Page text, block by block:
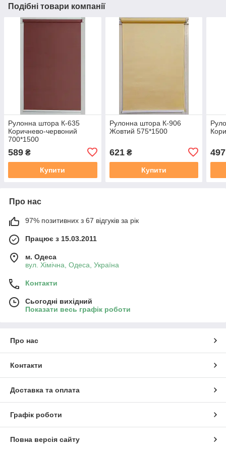
Подібні товари компанії
Рулонна штора К-635
Коричнево-червоний
700*1500
589 ₴
Купити
Рулонна штора К-906
Жовтий 575*1500
621₴
Купити
497
Про нас
97% позитивних з 67 відгуків за рік
Працює з 15.03.2011
м. Одеса
вул. Хiмiчна, Одеса, Україна
Контакти
Сьогодні вихідний
Показати весь графік роботи
Про нас
Контакти
Доставка та оплата
Графік роботи
Повна версія сайту